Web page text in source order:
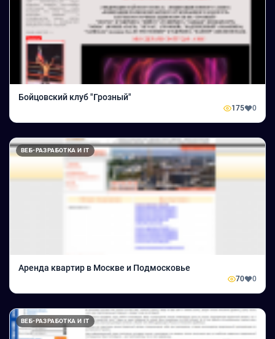
Бойцовский клуб "Грозный"
175 0
ВЕБ-РАЗРАБОТКА И IT
Аренда квартир в Москве и Подмосковье
70 0
ВЕБ-РАЗРАБОТКА И IT